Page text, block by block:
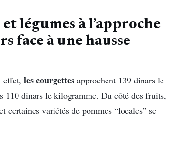
légumes à l’approche
face à une hausse
effet, les courgettes approchent 139 dinars le
110 dinars le kilogramme. Du côté des fruits,
certaines variétés de pommes “locales” se